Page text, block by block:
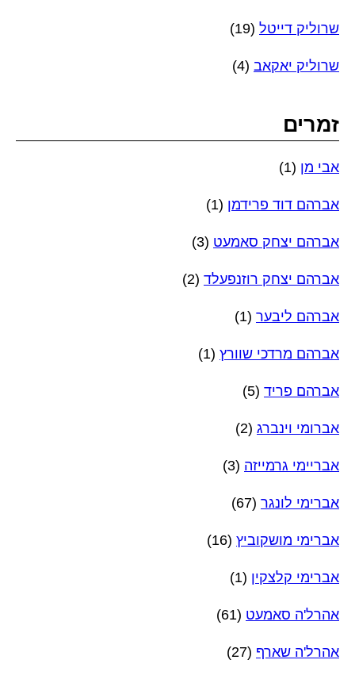
שרוליק דייטל (19)
שרוליק יאקאב (4)
זמרים
אבי מן (1)
אברהם דוד פרידמן (1)
אברהם יצחק סאמעט (3)
אברהם יצחק רוזנפעלד (2)
אברהם ליבער (1)
אברהם מרדכי שוורץ (1)
אברהם פריד (5)
אברומי וינברג (2)
אבריימי גרמייזה (3)
אברימי לונגר (67)
אברימי מושקוביץ (16)
אברימי קלצקין (1)
אהרל'ה סאמעט (61)
אהרל'ה שארף (27)